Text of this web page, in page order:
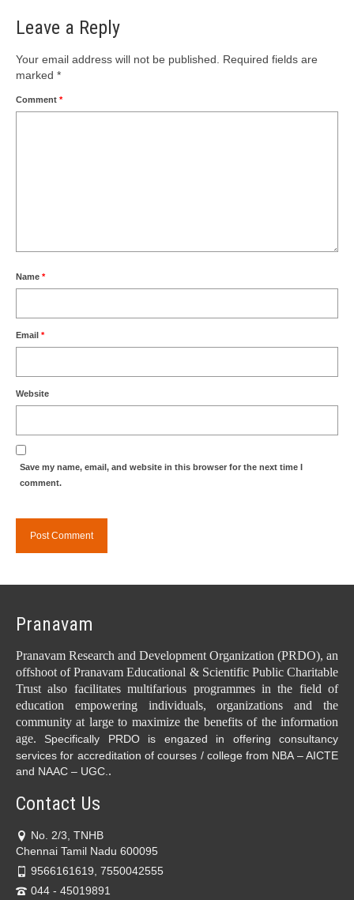
Leave a Reply
Your email address will not be published.
Required fields are
marked *
Comment *
Name *
Email *
Website
Save my name, email, and website in this browser for the next time I
comment.
Pranavam
Pranavam Research and Development Organization (PRDO), an
offshoot of Pranavam Educational & Scientific Public Charitable
Trust also facilitates multifarious programmes in the field of
education empowering individuals, organizations and the
community at large to maximize the benefits of the information
age. Specifically PRDO is engazed in offering consultancy
services for accreditation of courses / college from NBA – AICTE
and NAAC – UGC. .
Contact Us
No. 2/3, TNHB
Chennai Tamil Nadu 600095
9566161619, 7550042555
044 - 45019891